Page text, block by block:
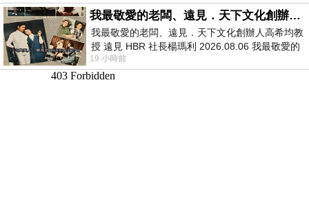
我最敬愛的老闆、遠見．天下文化創辦人高希均教授
我最敬愛的老闆、遠見．天下文化創辦人高希均教
授 遠見 HBR 社長楊瑪利 2026.08.06 我最敬愛的
老闆、遠見．天下文化創辦人高希均教
19 小時前